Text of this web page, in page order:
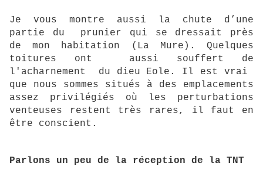
Je vous montre aussi la chute d’une
partie du prunier qui se dressait près
de mon habitation (La Mure). Quelques
toitures ont aussi souffert de
l'acharnement du dieu Eole. Il est vrai
que nous sommes situés à des emplacements
assez privilégiés où les perturbations
venteuses restent très rares, il faut en
être conscient.
Parlons un peu de la réception de la TNT